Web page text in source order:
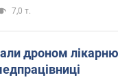
7,0 т.
дроном